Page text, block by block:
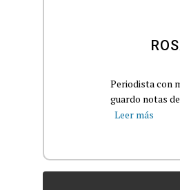
Periodista con
guardo notas
Leer más